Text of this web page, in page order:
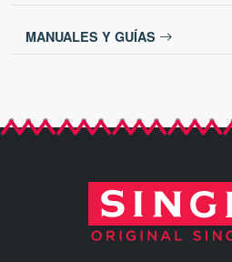
MANUALES Y GUÍAS